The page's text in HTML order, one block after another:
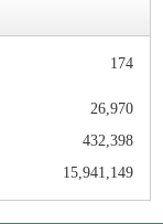
174
26,970
432,398
15,941,149